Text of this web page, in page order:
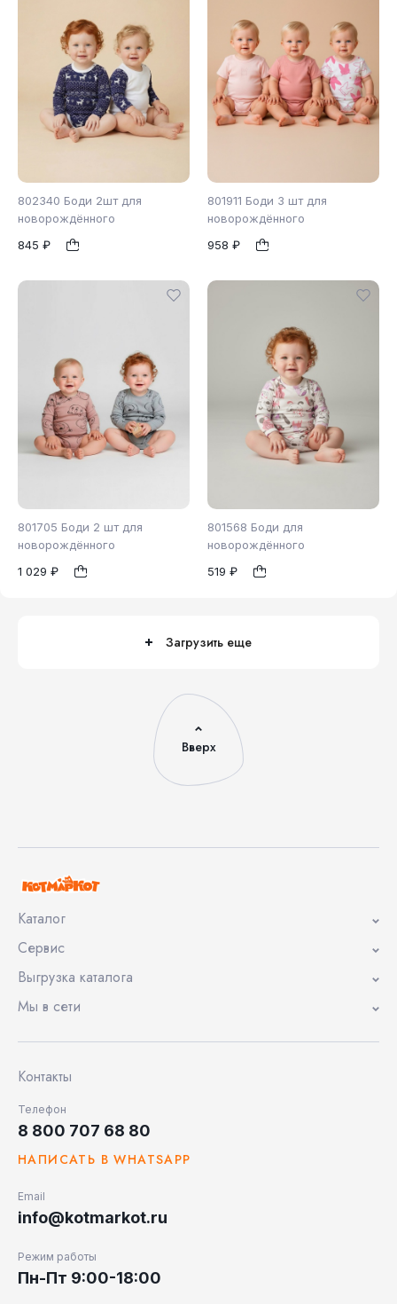
802340 Боди 2шт для
новорождённого
845 ₽
801911 Боди 3 шт для
новорождённого
958 ₽
56 62
801705 Боди 2 шт для
новорождённого
1 029 ₽
62 74
801568 Боди для
новорождённого
519 ₽
62
Загрузить еще
Вверх
Каталог
Сервис
Выгрузка каталога
Мы в сети
Контакты
Телефон
8 800 707 68 80
НАПИСАТЬ В WHATSAPP
Email
info@kotmarkot.ru
Режим работы
Пн-Пт 9:00-18:00